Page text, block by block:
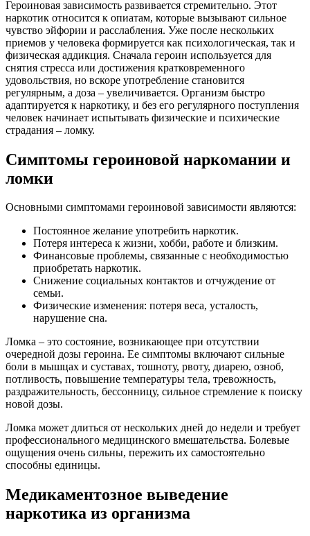
Героиновая зависимость развивается стремительно. Этот
наркотик относится к опиатам, которые вызывают сильное
чувство эйфории и расслабления. Уже после нескольких
приемов у человека формируется как психологическая, так и
физическая аддикция. Сначала героин используется для
снятия стресса или достижения кратковременного
удовольствия, но вскоре употребление становится
регулярным, а доза – увеличивается. Организм быстро
адаптируется к наркотику, и без его регулярного поступления
человек начинает испытывать физические и психические
страдания – ломку.
Симптомы героиновой наркомании и
ломки
Основными симптомами героиновой зависимости являются:
Постоянное желание употребить наркотик.
Потеря интереса к жизни, хобби, работе и близким.
Финансовые проблемы, связанные с необходимостью
приобретать наркотик.
Снижение социальных контактов и отчуждение от
семьи.
Физические изменения: потеря веса, усталость,
нарушение сна.
Ломка – это состояние, возникающее при отсутствии
очередной дозы героина. Ее симптомы включают сильные
боли в мышцах и суставах, тошноту, рвоту, диарею, озноб,
потливость, повышение температуры тела, тревожность,
раздражительность, бессонницу, сильное стремление к поиску
новой дозы.
Ломка может длиться от нескольких дней до недели и требует
профессионального медицинского вмешательства. Болевые
ощущения очень сильны, пережить их самостоятельно
способны единицы.
Медикаментозное выведение
наркотика из организма